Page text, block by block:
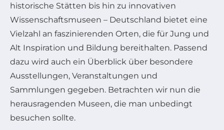
historische Stätten bis hin zu innovativen
Wissenschaftsmuseen – Deutschland bietet eine
Vielzahl an faszinierenden Orten, die für Jung und
Alt Inspiration und Bildung bereithalten. Passend
dazu wird auch ein Überblick über besondere
Ausstellungen, Veranstaltungen und
Sammlungen gegeben. Betrachten wir nun die
herausragenden Museen, die man unbedingt
besuchen sollte.